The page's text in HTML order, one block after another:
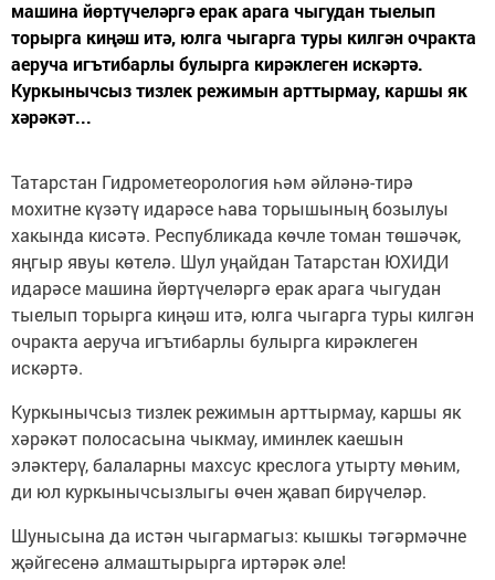
машина йөртүчеләргә ерак арага чыгудан тыелып
торырга киңәш итә, юлга чыгарга туры килгән очракта
аеруча игътибарлы булырга кирәклеген искәртә.
Куркынычсыз тизлек режимын арттырмау, каршы як
хәрәкәт...
Татарстан Гидрометеорология һәм әйләнә-тирә
мохитне күзәтү идарәсе һава торышының бозылуы
хакында кисәтә. Республикада көчле томан төшәчәк,
яңгыр явуы көтелә. Шул уңайдан Татарстан ЮХИДИ
идарәсе машина йөртүчеләргә ерак арага чыгудан
тыелып торырга киңәш итә, юлга чыгарга туры килгән
очракта аеруча игътибарлы булырга кирәклеген
искәртә.
Куркынычсыз тизлек режимын арттырмау, каршы як
хәрәкәт полосасына чыкмау, иминлек каешын
эләктерү, балаларны махсус креслога утырту мөһим,
ди юл куркынычсызлыгы өчен җавап бирүчеләр.
Шунысына да истән чыгармагыз: кышкы тәгәрмәчне
җәйгесенә алмаштырырга иртәрәк әле!